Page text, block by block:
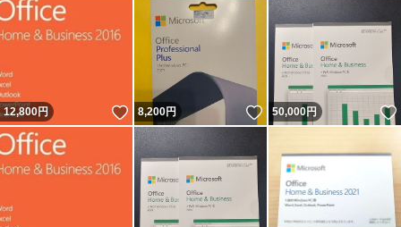
12,800円 いいね！
8,200円 いいね！
50,000円